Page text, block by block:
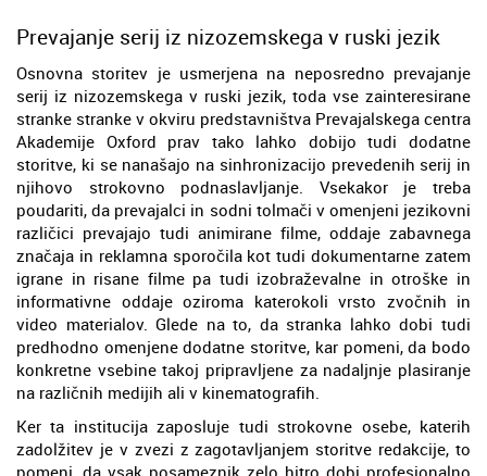
Prevajanje serij iz nizozemskega v ruski jezik
Osnovna storitev je usmerjena na neposredno prevajanje
serij iz nizozemskega v ruski jezik, toda vse zainteresirane
stranke stranke v okviru predstavništva Prevajalskega centra
Akademije Oxford prav tako lahko dobijo tudi dodatne
storitve, ki se nanašajo na sinhronizacijo prevedenih serij in
njihovo strokovno podnaslavljanje. Vsekakor je treba
poudariti, da prevajalci in sodni tolmači v omenjeni jezikovni
različici prevajajo tudi animirane filme, oddaje zabavnega
značaja in reklamna sporočila kot tudi dokumentarne zatem
igrane in risane filme pa tudi izobraževalne in otroške in
informativne oddaje oziroma katerokoli vrsto zvočnih in
video materialov. Glede na to, da stranka lahko dobi tudi
predhodno omenjene dodatne storitve, kar pomeni, da bodo
konkretne vsebine takoj pripravljene za nadaljnje plasiranje
na različnih medijih ali v kinematografih.
Ker ta institucija zaposluje tudi strokovne osebe, katerih
zadolžitev je v zvezi z zagotavljanjem storitve redakcije, to
pomeni, da vsak posameznik zelo hitro dobi profesionalno